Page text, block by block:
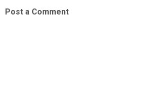
Post a Comment